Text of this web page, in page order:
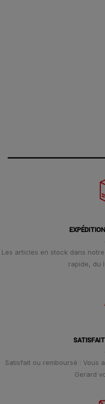
Les articles en stock dans
rapide, du
Satisfait ou remboursé : Vous
Gerard